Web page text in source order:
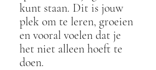
kunt staan. Dit is jouw
plek om te leren, groeien
en vooral voelen dat je
het niet alleen hoeft te
doen.